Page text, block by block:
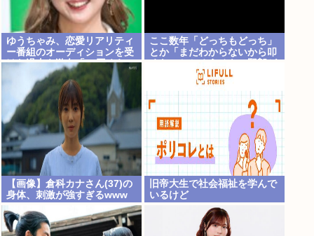
ゆうちゃみ、恋愛リアリティ
ー番組のオーディションを受
けた過去を激白「10回くらい
落ちてるんです」
ここ数年「どっちもどっち」
とか「まだわからないから叩
増えたけどどっから来たの？
【画像】倉科カナさん(37)の
身体、刺激が強すぎるwww
旧帝大生で社会福祉を学んで
いるけど